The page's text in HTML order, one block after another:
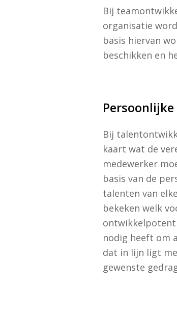
Bij
organisatie
basis hiervan
beschikken en
Bij
kaart wat de
medewerker
basis van de
talenten van
bekeken welk
nodig heeft om
dat in lijn ligt
gewenste